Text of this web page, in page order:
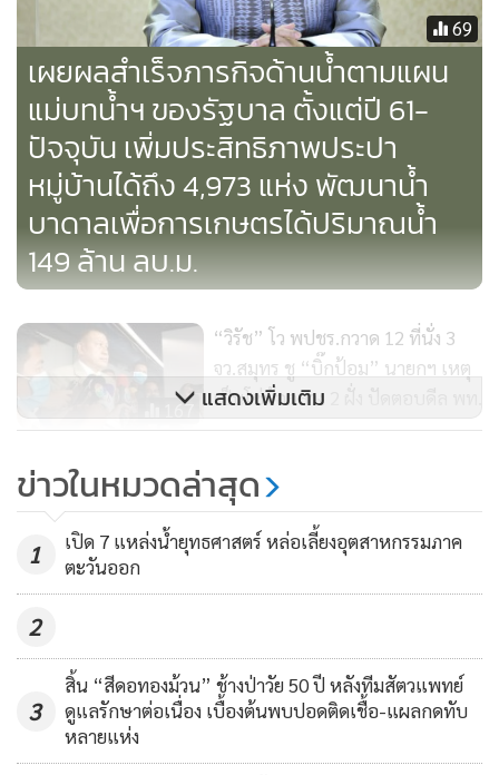
เรื่องของพรรคพลังประชารัฐในการทำให้ทุกคนได้มีน้ำอุปโภค
บริโภค ใช้อุดมสมบูรณ์ ดูแลประชาชนให้อยู่ดีกินดีขึ้น โดย
ข้าราชการทุกคนจะต้องร่วมมือกับประชาชน จะต้องทำทุกอย่าง
ให้ประชาชนอยู่ดีกินดี เป็นนโยบายของพรรคพลังประชารัฐ ฝาก
พี่น้องชาวสมุทรสงครามว่า พรรคพลังประชารัฐจะทำทุกอย่างให้
ประชาชนอยู่ดีกินดี และมีความเป็นอยู่ที่ดีขึ้น เพื่อให้
ประเทศไทยของเราได้พัฒนารุ่งเรืองขึ้นต่อไป
ท้องที่ ผู้นำท้องถิ่นที่มารอต้อนรับ โดยประชาชนได้นำดอกไม้มา
มอบให้และขอเซลฟี่กับ พล.อ.ประวิตร โดยมี น.ส.สุกานดา ปา
นะสุทธะ นายก อบจ.สมุทรสงคราม และนายนพพล ธนิกุล บุตร
ชาย น.ส.สุกานดา ว่าที่ผู้สมัคร ส.ส.จังหวัดสมุทรสงคราม พรรค
พลังประชารัฐ ได้มารอต้อนรับ
โอกาสนี้ พล.อ.ประวิตร ได้เข้ากราบสักการะหลวงพ่อบ้านแหลม
พระพุทธรูปศักดิ์สิทธิ์คู่บ้านคู่เมืองจังหวัดสมุทรสงคราม และ
กราบนมัสการพระสมุทรวชิรโสภณ เจ้าอาวาสวัดเพชรสมุทร
วรวิหาร ก่อนที่จะติดตามความคืบหน้าการก่อสร้างระบบระบาย
น้ำหลักและระบบป้องกันน้ำท่วมชุมชนเมืองสมุทรสงคราม ระยะ
ที่ 1 เพื่อบรรเทาน้ำท่วมในเขตเมือง บริเวณท่าน้ำข้างวัดเพชร
สมุทรวรวิหาร โดยมีนายสมนึก พรหมเขียว ผู้ว่าราชการจังหวัด
สมุทรสงคราม ชี้แจงวัตถุประสงค์โครงการ เพื่อป้องกันน้ำทะเล
69
เผยผลสำเร็จภารกิจด้านน้ำตามแผน
แม่บทน้ำฯ ของรัฐบาล ตั้งแต่ปี 61-
ปัจจุบัน เพิ่มประสิทธิภาพประปา
หมู่บ้านได้ถึง 4,973 แห่ง พัฒนาน้ำ
บาดาลเพื่อการเกษตรได้ปริมาณน้ำ
149 ล้าน ลบ.ม.
167
“วิรัช” โว พปชร.กวาด 12 ที่นั่ง 3
จว.สมุทร ชู “บิ๊กป้อม” นายกฯ เหตุ
เป็นโซ่ข้อกลาง 2 ฝั่ง ปัดตอบดีล พท.
สมุทรสาคร พรุ่งนี้ ติดตามการบริหาร
จัดการน้ำ
75
แสดงเพิ่มเติม
ข่าวในหมวดล่าสุด
1
เปิด 7 แหล่งน้ำยุทธศาสตร์ หล่อเลี้ยงอุตสาหกรรมภาค
ตะวันออก
2
3
สิ้น “สีดอทองม้วน” ช้างป่าวัย 50 ปี หลังทีมสัตวแพทย์
ดูแลรักษาต่อเนื่อง เบื้องต้นพบปอดติดเชื้อ-แผลกดทับ
หลายแห่ง